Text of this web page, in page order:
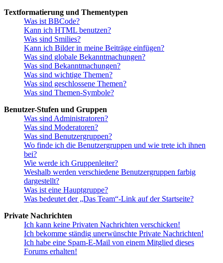
Textformatierung und Thementypen
Was ist BBCode?
Kann ich HTML benutzen?
Was sind Smilies?
Kann ich Bilder in meine Beiträge einfügen?
Was sind globale Bekanntmachungen?
Was sind Bekanntmachungen?
Was sind wichtige Themen?
Was sind geschlossene Themen?
Was sind Themen-Symbole?
Benutzer-Stufen und Gruppen
Was sind Administratoren?
Was sind Moderatoren?
Was sind Benutzergruppen?
Wo finde ich die Benutzergruppen und wie trete ich ihnen
bei?
Wie werde ich Gruppenleiter?
Weshalb werden verschiedene Benutzergruppen farbig
dargestellt?
Was ist eine Hauptgruppe?
Was bedeutet der „Das Team“-Link auf der Startseite?
Private Nachrichten
Ich kann keine Privaten Nachrichten verschicken!
Ich bekomme ständig unerwünschte Private Nachrichten!
Ich habe eine Spam-E-Mail von einem Mitglied dieses
Forums erhalten!